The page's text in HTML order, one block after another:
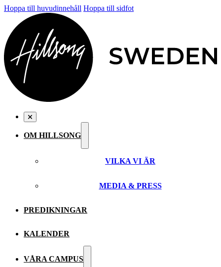
Hoppa till huvudinnehåll Hoppa till sidfot
OM HILLSONG
VILKA VI ÄR
MEDIA & PRESS
PREDIKNINGAR
KALENDER
VÅRA CAMPUS